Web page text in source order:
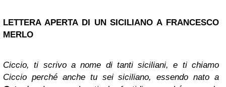
LETTERA APERTA DI UN SICILIANO A FRANCESCO
MERLO
Ciccio, ti scrivo a nome di tanti siciliani, e ti chiamo
Ciccio perché anche tu sei siciliano, essendo nato a